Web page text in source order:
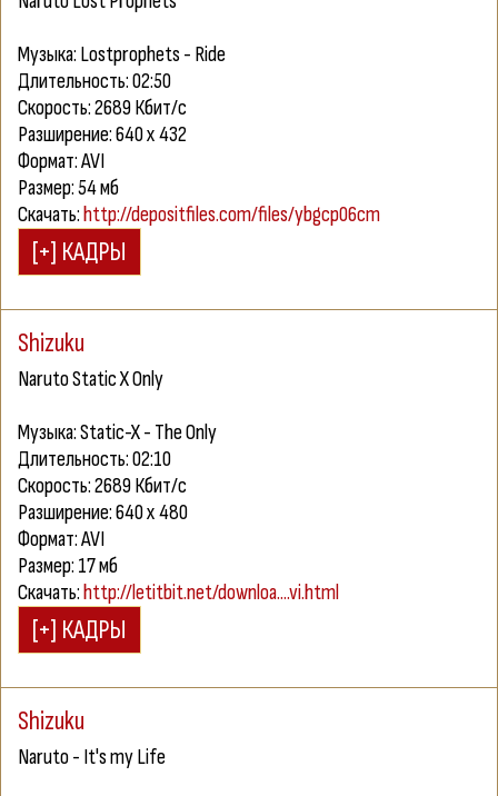
Музыка: Lostprophets - Ride
Длительность: 02:50
Скорость: 2689 Кбит/с
Разширение: 640 x 432
Формат: AVI
Размер: 54 мб
Скачать:http://depositfiles.com/files/ybgcp06cm
Shizuku
Naruto Static X Only
Музыка: Static-X - The Only
Длительность: 02:10
Скорость: 2689 Кбит/с
Разширение: 640 x 480
Формат: AVI
Размер: 17 мб
Скачать:http://letitbit.net/downloa....vi.html
Shizuku
Naruto - It's my Life